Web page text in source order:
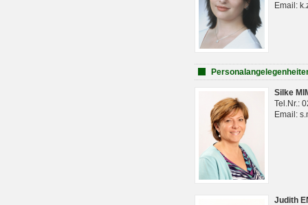
Email:
Silke
Tel.Nr.:
Email:
Judith